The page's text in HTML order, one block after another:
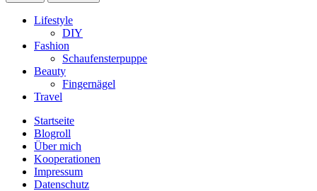
Lifestyle
DIY
Fashion
Schaufensterpuppe
Beauty
Fingernägel
Travel
Startseite
Blogroll
Über mich
Kooperationen
Impressum
Datenschutz